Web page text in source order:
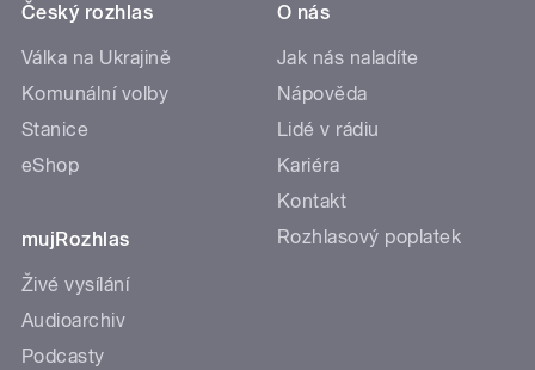
Český rozhlas
Válka na Ukrajině
Komunální volby
Stanice
eShop
mujRozhlas
Živé vysílání
Audioarchiv
Podcasty
O nás
Jak nás naladíte
Nápověda
Lidé v rádiu
Kariéra
Kontakt
Rozhlasový poplatek